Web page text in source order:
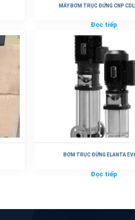
MÁY BƠM TRỤC ĐỨNG CNP
Đọc tiếp
BƠM TRỤC ĐỨNG ELANTA
Đọc tiếp